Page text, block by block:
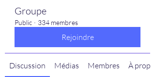
Groupe
Public · 334 membres
Rejoindre
Discussion Médias Membres À propos